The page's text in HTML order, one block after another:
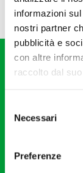
informazioni
nostri partner
pubblicità e
con altre
raccolto dal
delNecessari
Preferenze
20121 Milano